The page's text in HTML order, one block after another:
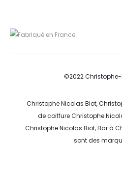
a
u
b
©2022
Christophe Nicolas Biot,
de coiffure Christophe
Christophe Nicolas Biot, Bar à
sont des